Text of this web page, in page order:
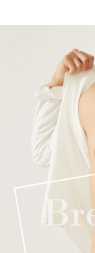
每筆NT$80，滿
本島宅配（ 偏遠地區
每筆NT$80，滿
每筆NT$100，滿
國家/地區配送